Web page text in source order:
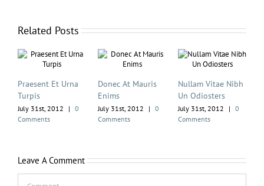
Related Posts
Praesent Et Urna
Turpis
July 31st, 2012 | 0
Comments
Donec At Mauris
Enims
July 31st, 2012 | 0
Comments
Nullam Vitae Nibh
Un Odiosters
July 31st, 2012 | 0
Comments
Leave A Comment